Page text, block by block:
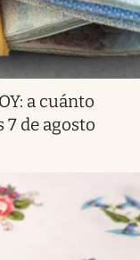
a cuánto
de agosto